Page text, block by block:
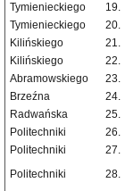
Tymienieckiego
19.
Tymienieckiego
20.
Kilińskiego
21.
Kilińskiego
22.
Abramowskiego
23.
Brzeźna
24.
Radwańska
25.
Politechniki
26.
Politechniki
27.
Politechniki
28.